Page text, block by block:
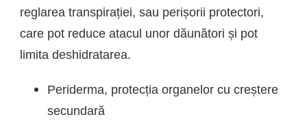
reglarea transpirației, sau perișorii protectori,
care pot reduce atacul unor dăunători și pot
limita deshidratarea.
Periderma, protecția organelor cu creștere
secundară